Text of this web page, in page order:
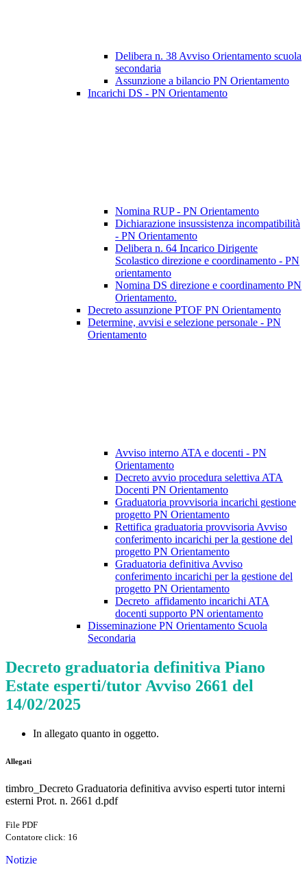
Delibera n. 38 Avviso Orientamento scuola
secondaria
Assunzione a bilancio PN Orientamento
Incarichi DS - PN Orientamento
Nomina RUP - PN Orientamento
Dichiarazione insussistenza incompatibilità
- PN Orientamento
Delibera n. 64 Incarico Dirigente
Scolastico direzione e coordinamento - PN
orientamento
Nomina DS direzione e coordinamento PN
Orientamento.
Decreto assunzione PTOF PN Orientamento
Determine, avvisi e selezione personale - PN
Orientamento
Avviso interno ATA e docenti - PN
Orientamento
Decreto avvio procedura selettiva ATA
Docenti PN Orientamento
Graduatoria provvisoria incarichi gestione
progetto PN Orientamento
Rettifica graduatoria provvisoria Avviso
conferimento incarichi per la gestione del
progetto PN Orientamento
Graduatoria definitiva Avviso
conferimento incarichi per la gestione del
progetto PN Orientamento
Decreto_affidamento incarichi ATA
docenti supporto PN orientamento
Disseminazione PN Orientamento Scuola
Secondaria
Decreto graduatoria definitiva Piano
Estate esperti/tutor Avviso 2661 del
14/02/2025
In allegato quanto in oggetto.
Allegati
timbro_Decreto Graduatoria definitiva avviso esperti tutor interni
esterni Prot. n. 2661 d.pdf
File PDF
Contatore click: 16
Notizie